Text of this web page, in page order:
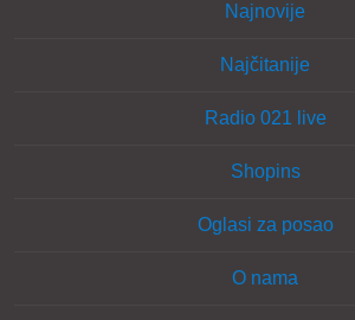
Najnovije
Najčitanije
Radio 021 live
Shopins
Oglasi za posao
O nama